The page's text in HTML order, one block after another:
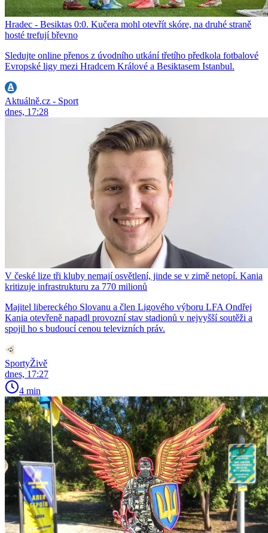
Hradec - Besiktas 0:0. Kučera mohl otevřít skóre, na druhé straně
hosté trefují břevno
Sledujte online přenos z úvodního utkání třetího předkola fotbalové
Evropské ligy mezi Hradcem Králové a Besiktasem Istanbul.
Aktuálně.cz - Sport
dnes, 17:28
V české lize tři kluby nemají osvětlení, jinde se v zimě netopí. Kania
kritizuje infrastrukturu za 770 milionů
Majitel libereckého Slovanu a člen Ligového výboru LFA Ondřej
Kania otevřeně napadl provozní stav stadionů v nejvyšší soutěži a
spojil ho s budoucí cenou televizních práv.
SportyŽivě
dnes, 17:27
4 min